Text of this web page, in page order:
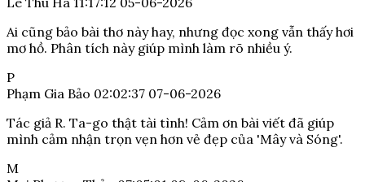
Ai cũng bảo bài thơ này hay, nhưng đọc xong vẫn thấy hơi
mơ hồ. Phân tích này giúp mình làm rõ nhiều ý.
P
Phạm Gia Bảo 02:02:37 07-06-2026
Tác giả R. Ta-go thật tài tình! Cảm ơn bài viết đã giúp
mình cảm nhận trọn vẹn hơn vẻ đẹp của 'Mây và Sóng'.
M